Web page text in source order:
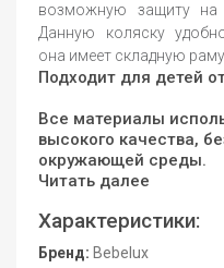
возможную защиту на
Данную коляску
она имеет складную раму.
Подходит для детей
Все материалы
высокого качества,
окружающей среды.
Читать далее
Характеристики:
Бренд: Bebelux